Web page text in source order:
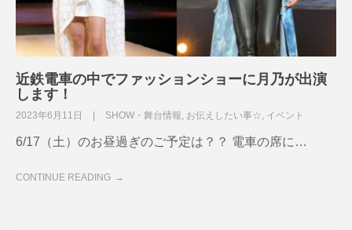
近鉄電車の中でファッションショーに月乃が出演
します！
2023年6月11日 SHOW・舞台情報 お伝えしたい事☆ イベント
6/17（土）のお昼過ぎのご予定は？？ 電車の席に…
CONTINUE READING